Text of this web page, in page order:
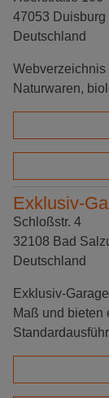
47053 Duisburg
Deutschland
Webverzeichnis
Naturwaren,
Exklusiv-
Schloßstr. 4
32108 Bad
Deutschland
Exklusiv-
Maß und bieten